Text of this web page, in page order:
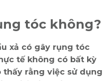
tóc không?
xả có gây rụng tóc
tế không có bất kỳ
rằng việc sử dụng